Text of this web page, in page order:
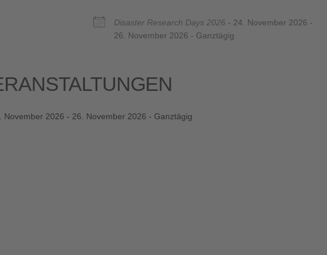
Disaster Research Days 2026 - 24. November 2026 -
26. November 2026 - Ganztägig
November 2026 - 26. November 2026 - Ganztägig